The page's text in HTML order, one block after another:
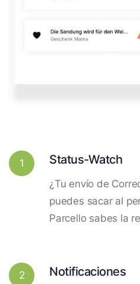
1 Status-Watch
¿Tu envío de
puedes sacar al
Parcello sabes la
2 Notificaciones